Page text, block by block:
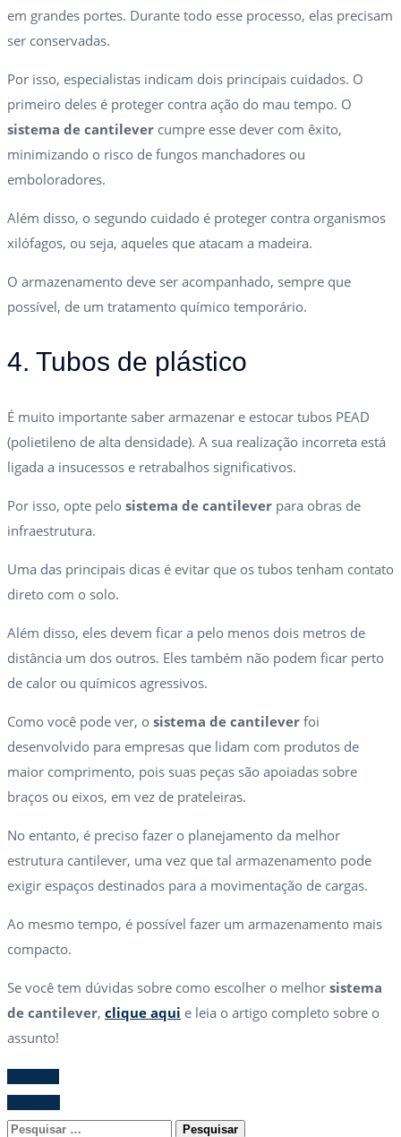
em grandes portes. Durante todo esse processo, elas precisam
ser conservadas.
Por isso, especialistas indicam dois principais cuidados. O
primeiro deles é proteger contra ação do mau tempo. O
sistema de cantilever cumpre esse dever com êxito,
minimizando o risco de fungos manchadores ou
emboloradores.
Além disso, o segundo cuidado é proteger contra organismos
xilófagos, ou seja, aqueles que atacam a madeira.
O armazenamento deve ser acompanhado, sempre que
possível, de um tratamento químico temporário.
4. Tubos de plástico
É muito importante saber armazenar e estocar tubos PEAD
(polietileno de alta densidade). A sua realização incorreta está
ligada a insucessos e retrabalhos significativos.
Por isso, opte pelo sistema de cantilever para obras de
infraestrutura.
Uma das principais dicas é evitar que os tubos tenham contato
direto com o solo.
Além disso, eles devem ficar a pelo menos dois metros de
distância um dos outros. Eles também não podem ficar perto
de calor ou químicos agressivos.
Como você pode ver, o sistema de cantilever foi
desenvolvido para empresas que lidam com produtos de
maior comprimento, pois suas peças são apoiadas sobre
braços ou eixos, em vez de prateleiras.
No entanto, é preciso fazer o planejamento da melhor
estrutura cantilever, uma vez que tal armazenamento pode
exigir espaços destinados para a movimentação de cargas.
Ao mesmo tempo, é possível fazer um armazenamento mais
compacto.
Se você tem dúvidas sobre como escolher o melhor sistema
de cantilever, clique aqui e leia o artigo completo sobre o
assunto!
Pesquisar